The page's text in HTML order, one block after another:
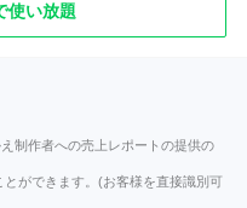
使い放題
制作者への売上レポートの提供の
ができます。(お客様を直接識別可